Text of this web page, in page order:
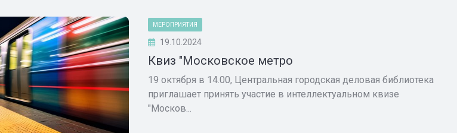
МЕРОПРИЯТИЯ
19.10.2024
Квиз "Московское метро
19 октября в 14.00, Центральная городская деловая библиотека
приглашает принять участие в интеллектуальном квизе
"Москов...